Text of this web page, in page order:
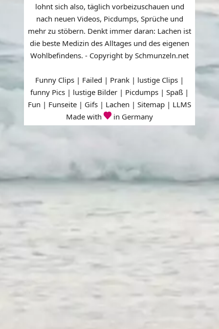
lohnt sich also, täglich vorbeizuschauen und
nach neuen Videos, Picdumps, Sprüche und
mehr zu stöbern. Denkt immer daran: Lachen ist
die beste Medizin des Alltages und des eigenen
Wohlbefindens. - Copyright by Schmunzeln.net
Funny Clips | Failed | Prank | lustige Clips |
funny Pics | lustige Bilder | Picdumps | Spaß |
Fun | Funseite | Gifs | Lachen | Sitemap | LLMS
Made with
in Germany